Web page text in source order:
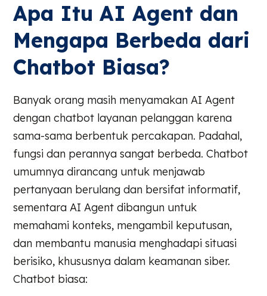
Apa Itu AI Agent dan
Mengapa Berbeda dari
Chatbot Biasa?
Banyak orang masih menyamakan AI Agent
dengan chatbot layanan pelanggan karena
sama-sama berbentuk percakapan. Padahal,
fungsi dan perannya sangat berbeda. Chatbot
umumnya dirancang untuk menjawab
pertanyaan berulang dan bersifat informatif,
sementara AI Agent dibangun untuk
memahami konteks, mengambil keputusan,
dan membantu manusia menghadapi situasi
berisiko, khususnya dalam keamanan siber.
Chatbot biasa: